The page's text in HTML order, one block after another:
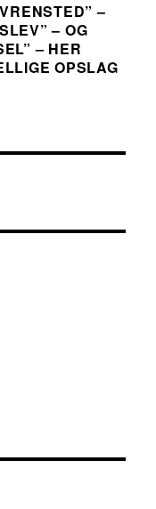
–
– OG
– HER
OPSLAG